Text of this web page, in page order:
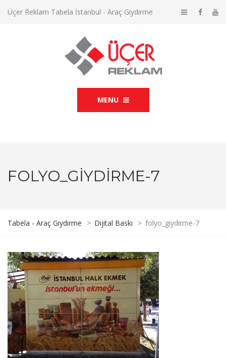
Üçer Reklam Tabela İstanbul - Araç Giydirme
MENU
FOLYO_GIYDIRME-7
Tabela - Araç Giydirme > Dijital Baskı > folyo_giydirme-7